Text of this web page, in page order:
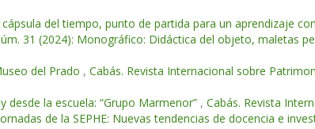
cápsula del tiempo, punto de partida para un aprendizaje
31 (2024): Monográfico: Didáctica del objeto, maletas
del Prado , Cabás. Revista Internacional sobre
desde la escuela: “Grupo Marmenor” , Cabás. Revista
de la SEPHE: Nuevas tendencias de docencia e